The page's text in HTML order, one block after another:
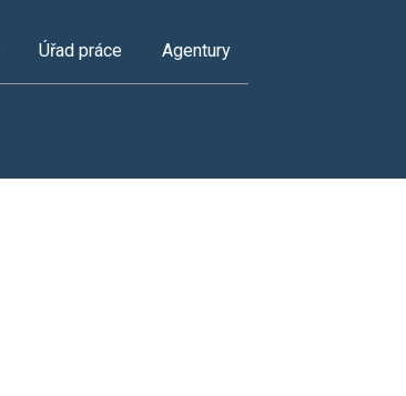
Úřad práce Agentury